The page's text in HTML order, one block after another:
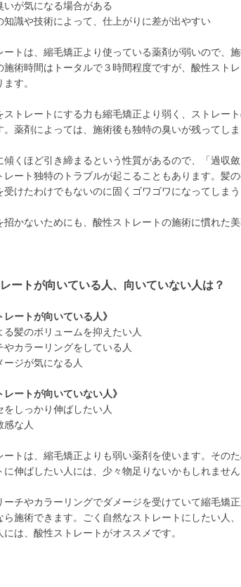
いが気になる場合がある
知識や技術によって、仕上がりに差が出やすい
ートは、縮毛矯正より使っている薬剤が弱いので、施
施術時間はトータルで３時間程度ですが、酸性スト
す。
ストレートにする力も縮毛矯正より弱く、ストレー
。薬剤によっては、施術後も独特の臭いが残ってしま
傾くほど引き締まるという性質があるので、「過収
レート独特のトラブルが起こることもあります。髪の
受けたわけでもないのに固くゴワゴワになってしまう
招かないためにも、酸性ストレートの施術に慣れた
ートが向いている人、向いていない人は？
レートが向いている人》
る髪のボリュームを抑えたい人
やカラーリングをしている人
ージが気になる人
レートが向いていない人》
をしっかり伸ばしたい人
感な人
ートは、縮毛矯正よりも弱い薬剤を使います。その
に伸ばしたい人には、少々物足りないかもしれません
ーチやカラーリングでダメージを受けていて縮毛矯
ら施術できます。ごく自然なストレートにしたい人
には、酸性ストレートがオススメです。